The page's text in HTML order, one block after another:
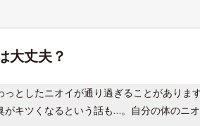
大丈夫？
としたニオイが通り過ぎることがありま
キツくなるという話も…。自分の体のニ